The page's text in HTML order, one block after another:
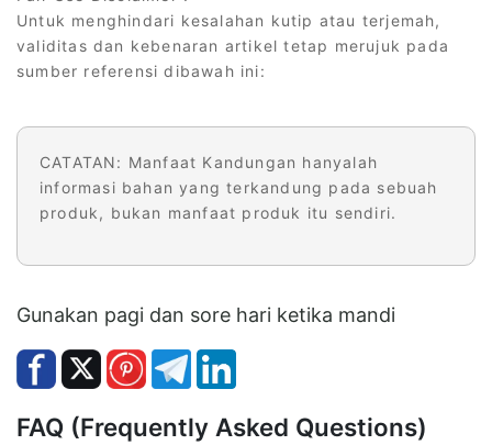
Untuk menghindari kesalahan kutip atau terjemah,
validitas dan kebenaran artikel tetap merujuk pada
sumber referensi dibawah ini:
CATATAN: Manfaat Kandungan hanyalah
informasi bahan yang terkandung pada sebuah
produk, bukan manfaat produk itu sendiri.
Gunakan pagi dan sore hari ketika mandi
FAQ (Frequently Asked Questions)